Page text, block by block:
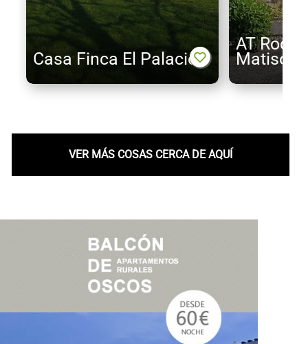
Casa Finca El Palacio
AT
Matisón
VER MÁS COSAS CERCA DE AQUÍ